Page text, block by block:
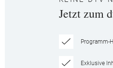
Jetzt zum
Programm-
Exklusive